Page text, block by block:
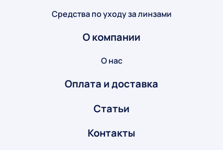
Средства по уходу за линзами
О компании
О нас
Оплата и доставка
Статьи
Контакты